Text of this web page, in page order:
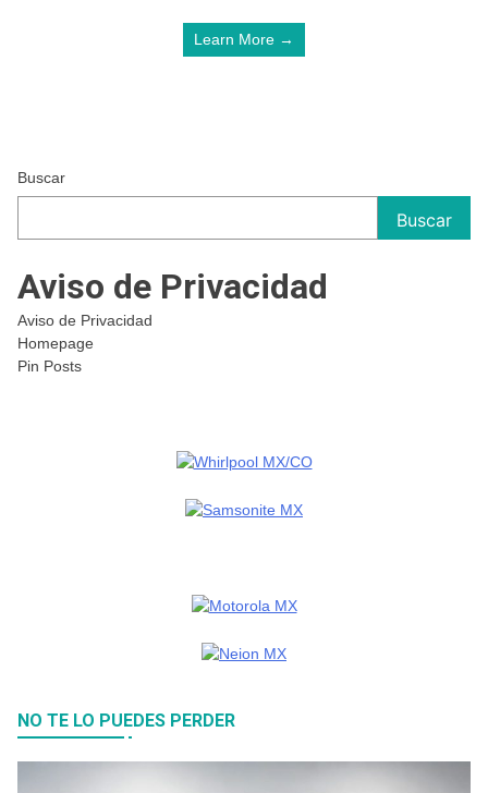
Learn More →
Buscar
Buscar
Aviso de Privacidad
Aviso de Privacidad
Homepage
Pin Posts
NO TE LO PUEDES PERDER